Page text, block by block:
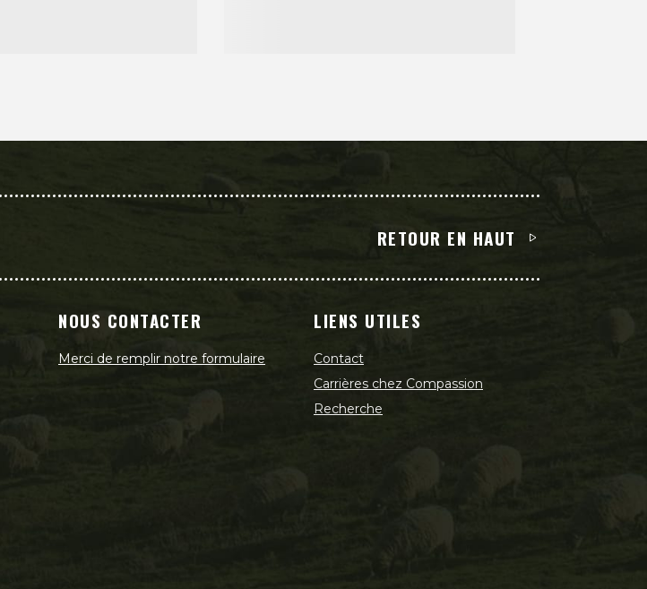
RETOUR EN HAUT
NOUS CONTACTER
Merci de remplir notre formulaire
LIENS UTILES
Contact
Carrières chez Compassion
Recherche